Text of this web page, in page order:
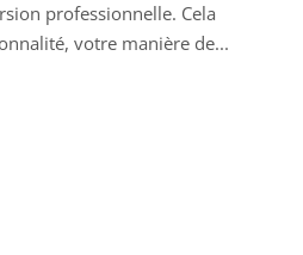
professionnelle. Cela
votre manière de...